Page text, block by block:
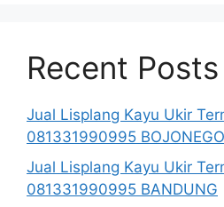
Recent Posts
Jual Lisplang Kayu Ukir
081331990995
Jual Lisplang Kayu Ukir
081331990995 BANDUNG